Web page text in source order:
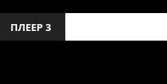
ПЛЕЕР 3